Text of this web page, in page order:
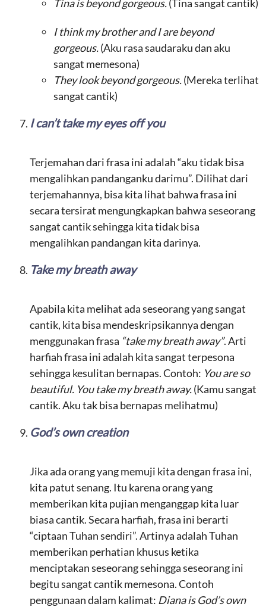
Tina is beyond gorgeous.(Tina sangat cantik)
I think my brother and I are beyond
gorgeous.(Aku rasa saudaraku dan aku
sangat memesona)
They look beyond gorgeous.(Mereka terlihat
sangat cantik)
I can’t take my eyes off you
Terjemahan dari frasa ini adalah “aku tidak bisa
mengalihkan pandanganku darimu”. Dilihat dari
terjemahannya, bisa kita lihat bahwa frasa ini
secara tersirat mengungkapkan bahwa seseorang
sangat cantik sehingga kita tidak bisa
mengalihkan pandangan kita darinya.
Take my breath away
Apabila kita melihat ada seseorang yang sangat
cantik, kita bisa mendeskripsikannya dengan
menggunakan frasa “take my breath away”. Arti
harfiah frasa ini adalah kita sangat terpesona
sehingga kesulitan bernapas. Contoh: You are so
beautiful. You take my breath away.(Kamu sangat
cantik. Aku tak bisa bernapas melihatmu)
God’s own creation
Jika ada orang yang memuji kita dengan frasa ini,
kita patut senang. Itu karena orang yang
memberikan kita pujian menganggap kita luar
biasa cantik. Secara harfiah, frasa ini berarti
“ciptaan Tuhan sendiri”. Artinya adalah Tuhan
memberikan perhatian khusus ketika
menciptakan seseorang sehingga seseorang ini
begitu sangat cantik memesona. Contoh
penggunaan dalam kalimat: Diana is God’s own